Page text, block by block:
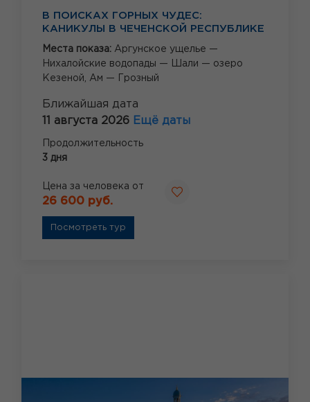
В ПОИСКАХ ГОРНЫХ ЧУДЕС:
КАНИКУЛЫ В ЧЕЧЕНСКОЙ РЕСПУБЛИКЕ
Места показа: Аргунское ущелье —
Нихалойские водопады — Шали — озеро
Кезеной, Ам — Грозный
Ближайшая дата
11 августа 2026 Ещё даты
Продолжительность
3 дня
Цена за человека от
26 600 руб.
Посмотреть тур